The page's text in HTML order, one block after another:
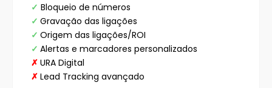
✓ Bloqueio de números
✓ Gravação das ligações
✓ Origem das ligações/ROI
✓ Alertas e marcadores personalizados
✗ URA Digital
✗ Lead Tracking avançado